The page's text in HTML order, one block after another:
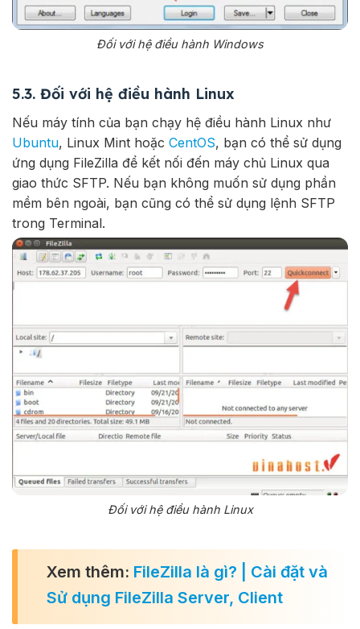
Đối với hệ điều hành Windows
5.3. Đối với hệ điều hành Linux
Nếu máy tính của bạn chạy hệ điều hành Linux như
Ubuntu, Linux Mint hoặc CentOS, bạn có thể sử dụng
ứng dụng FileZilla để kết nối đến máy chủ Linux qua
giao thức SFTP. Nếu bạn không muốn sử dụng phần
mềm bên ngoài, bạn cũng có thể sử dụng lệnh SFTP
trong Terminal.
Đối với hệ điều hành Linux
Xem thêm: FileZilla là gì? | Cài đặt và
Sử dụng FileZilla Server, Client